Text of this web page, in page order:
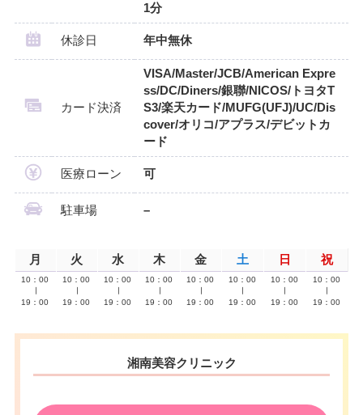
1分
休診日 年中無休
カード決済
VISA/Master/JCB/American Expre
ss/DC/Diners/銀聯/NICOS/トヨタT
S3/楽天カード/MUFG(UFJ)/UC/Dis
cover/オリコ/アプラス/デビットカ
ード
医療ローン 可
駐車場 –
月 火 水 木 金 土 日 祝
10：00
19：00
10：00
19：00
10：00
19：00
10：00
19：00
10：00
19：00
10：00
19：00
10：00
19：00
10：00
19：00
湘南美容クリニック